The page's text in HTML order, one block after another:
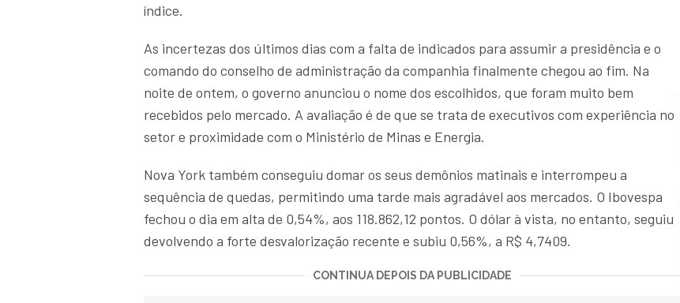
índice.
As incertezas dos últimos dias com a falta de indicados para assumir a presidência e o
comando do conselho de administração da companhia finalmente chegou ao fim. Na
noite de ontem, o governo anunciou o nome dos escolhidos, que foram muito bem
recebidos pelo mercado. A avaliação é de que se trata de executivos com experiência no
setor e proximidade com o Ministério de Minas e Energia.
Nova York também conseguiu domar os seus demônios matinais e interrompeu a
sequência de quedas, permitindo uma tarde mais agradável aos mercados. O Ibovespa
fechou o dia em alta de 0,54%, aos 118.862,12 pontos. O dólar à vista, no entanto, seguiu
devolvendo a forte desvalorização recente e subiu 0,56%, a R$ 4,7409.
CONTINUA DEPOIS DA PUBLICIDADE